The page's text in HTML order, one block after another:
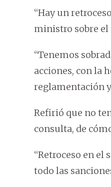
“Hay un
ministro sobre el
“Tenemos
acciones, con la
reglamentación
Refirió que no
consulta, de
“Retroceso en
todo las